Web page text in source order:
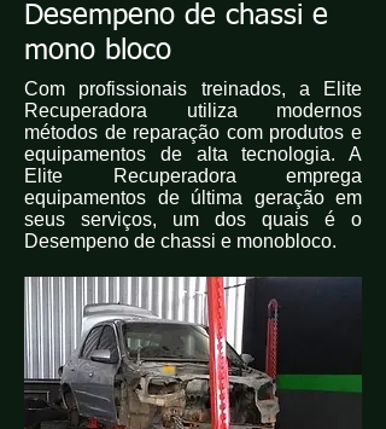
Desempeno de chassi e
mono bloco
Com profissionais treinados, a Elite
Recuperadora utiliza modernos
métodos de reparação com produtos e
equipamentos de alta tecnologia. A
Elite Recuperadora emprega
equipamentos de última geração em
seus serviços, um dos quais é o
Desempeno de chassi e monobloco.